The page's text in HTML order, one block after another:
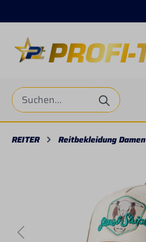
REITER Reitbekleidung Damen